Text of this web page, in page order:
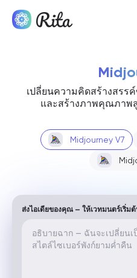
เปลี่ยนความคิดสร้างสรร
และสร้างภาพคุณภาพ
Midjourney V7
ส่งไอเดียของคุณ — ให้เวทมนตร์เริ่ม